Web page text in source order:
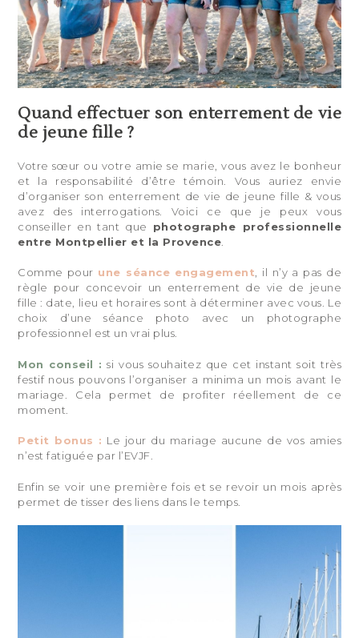
Quand effectuer son enterrement de vie
de jeune fille ?
Votre sœur ou votre amie se marie, vous avez le bonheur
et la responsabilité d’être témoin. Vous auriez envie
d’organiser son enterrement de vie de jeune fille & vous
avez des interrogations. Voici ce que je peux vous
conseiller en tant que photographe professionnelle
entre Montpellier et la Provence
Comme pour une séance engagement, il n’y a pas de
règle pour concevoir un enterrement de vie de jeune
fille : date, lieu et horaires sont à déterminer avec vous. Le
choix d’une séance photo avec un photographe
professionnel est un vrai plus.
Mon conseil : si vous souhaitez que cet instant soit très
festif nous pouvons l’organiser a minima un mois avant le
mariage. Cela permet de profiter réellement de ce
moment.
Petit bonus : Le jour du mariage aucune de vos amies
n’est fatiguée par l’EVJF.
Enfin se voir une première fois et se revoir un mois après
permet de tisser des liens dans le temps.